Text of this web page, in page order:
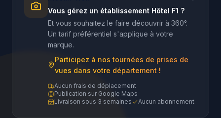
Vous gérez un établissement Hôtel F1 ?
Et vous souhaitez le faire découvrir à 360°.
Un tarif préférentiel s'applique à votre
marque.
Participez à nos tournées de prises de
vues dans votre département !
Aucun frais de déplacement
Publication sur Google Maps
Livraison sous 3 semaines
Aucun abonnement